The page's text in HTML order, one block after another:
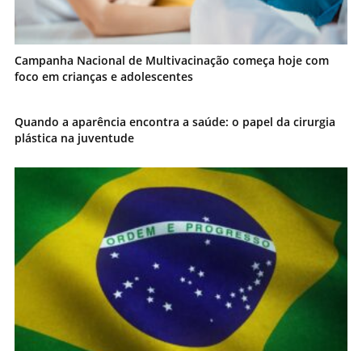
Campanha Nacional de Multivacinação começa hoje com
foco em crianças e adolescentes
Quando a aparência encontra a saúde: o papel da cirurgia
plástica na juventude